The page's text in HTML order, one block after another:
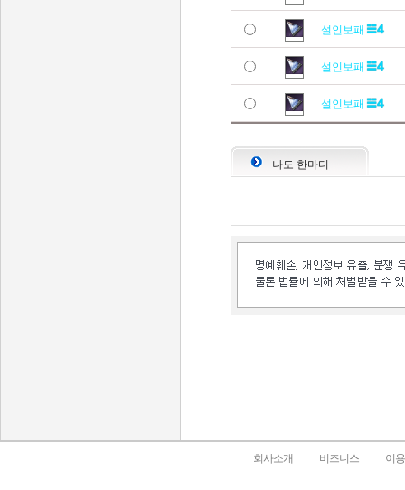
설인보패
설인보패
설인보패
나도 한마디
회사소개 비즈니스 이